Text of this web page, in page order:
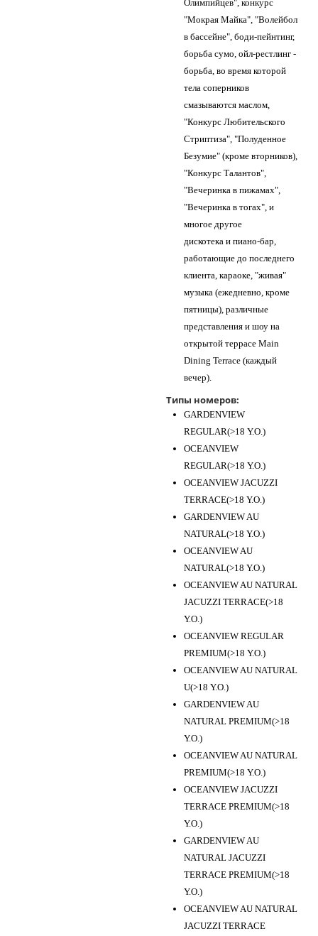
Олимпийцев", конкурс
"Мокрая Майка", "Волейбол
в бассейне", боди-пейнтинг,
борьба сумо, ойл-рестлинг -
борьба, во время которой
тела соперников
смазываются маслом,
"Конкурс Любительского
Стриптиза", "Полуденное
Безумие" (кроме вторников),
"Конкурс Талантов",
"Вечеринка в пижамах",
"Вечеринка в тогах", и
многое другое
дискотека и пиано-бар,
работающие до последнего
клиента, караоке, "живая"
музыка (ежедневно, кроме
пятницы), различные
представления и шоу на
открытой террасе Main
Dining Terrace (каждый
вечер).
Типы номеров:
GARDENVIEW
REGULAR(>18 Y.O.)
OCEANVIEW
REGULAR(>18 Y.O.)
OCEANVIEW JACUZZI
TERRACE(>18 Y.O.)
GARDENVIEW AU
NATURAL(>18 Y.O.)
OCEANVIEW AU
NATURAL(>18 Y.O.)
OCEANVIEW AU NATURAL
JACUZZI TERRACE(>18
Y.O.)
OCEANVIEW REGULAR
PREMIUM(>18 Y.O.)
OCEANVIEW AU NATURAL
U(>18 Y.O.)
GARDENVIEW AU
NATURAL PREMIUM(>18
Y.O.)
OCEANVIEW AU NATURAL
PREMIUM(>18 Y.O.)
OCEANVIEW JACUZZI
TERRACE PREMIUM(>18
Y.O.)
GARDENVIEW AU
NATURAL JACUZZI
TERRACE PREMIUM(>18
Y.O.)
OCEANVIEW AU NATURAL
JACUZZI TERRACE